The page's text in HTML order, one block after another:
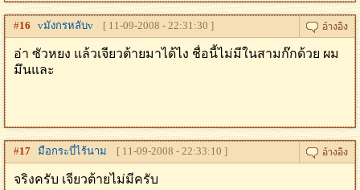
#16 vมังกรหลับv [ 11-09-2008 - 22:31:30 ]
อ่า ซัวหยง แล้วเจียวต้ายมาได้ไง ชื่อนี้ไม่มีในสามก๊กด้วย ผม
มึนและ
#17 มือกระบี่ไร้นาม [ 11-09-2008 - 22:33:10 ]
จริงครับ เจียวต้ายไม่มีครับ